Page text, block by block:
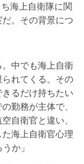
海上自衛隊に関
。その背景につ
。中でも海上自衛
れてくる。その
るだけ持ちたい
勤務が主体で、
自衛官と違い、
海上自衛官心理
か」